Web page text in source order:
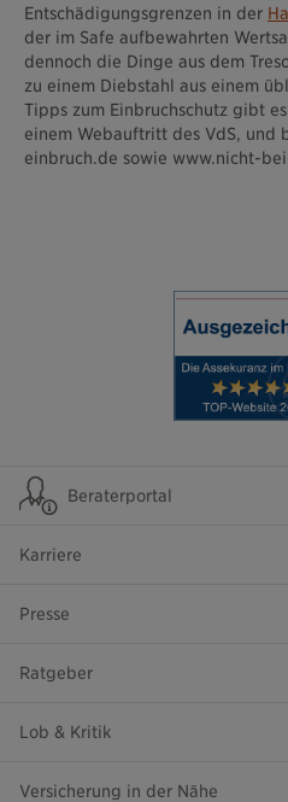
Entschädigungsgrenzen in der
der im Safe aufbewahrten
dennoch die Dinge aus dem
zu einem Diebstahl aus einem
Tipps zum Einbruchschutz gibt
einem Webauftritt des VdS, und
einbruch.de sowie www.nicht-
Beraterportal
Karriere
Presse
Ratgeber
Lob & Kritik
Versicherung in der Nähe